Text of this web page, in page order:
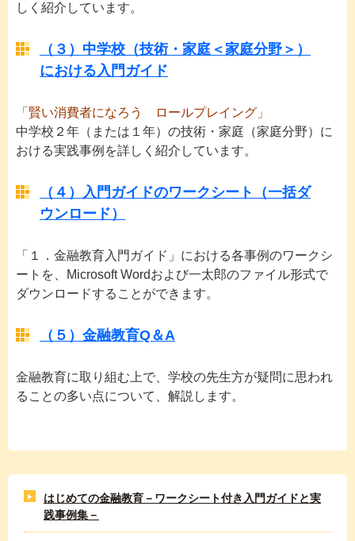
しく紹介しています。
（３）中学校（技術・家庭＜家庭分野＞）
における入門ガイド
「賢い消費者になろう ロールプレイング」
中学校２年（または１年）の技術・家庭（家庭分野）に
おける実践事例を詳しく紹介しています。
（４）入門ガイドのワークシート（一括ダ
ウンロード）
「１．金融教育入門ガイド」における各事例のワークシ
ートを、Microsoft Wordおよび一太郎のファイル形式で
ダウンロードすることができます。
（５）金融教育Q＆A
金融教育に取り組む上で、学校の先生方が疑問に思われ
ることの多い点について、解説します。
はじめての金融教育－ワークシート付き入門ガイドと実
践事例集－